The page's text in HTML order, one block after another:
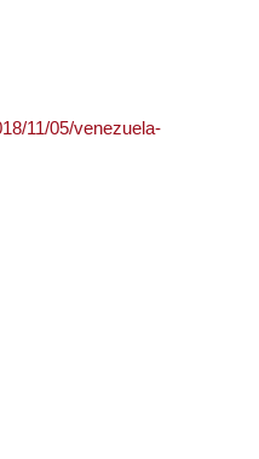
11/05/venezuela-